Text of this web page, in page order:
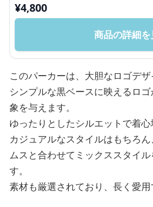
¥4,800
商品の詳細を
このパーカーは、大胆なロゴデザ
シンプルな黒ベースに映えるロ
象を与えます。
ゆったりとしたシルエットで着心
カジュアルなスタイルはもちろ
ムスと合わせてミックススタイ
す。
素材も厳選されており、長く愛用